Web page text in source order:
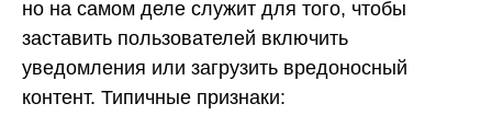
но на самом деле служит для того, чтобы
заставить пользователей включить
уведомления или загрузить вредоносный
контент. Типичные признаки: